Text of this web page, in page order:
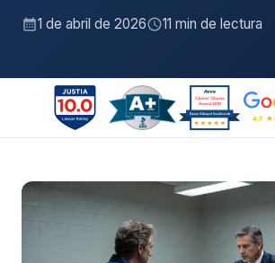
1 de abril de 2026 11 min de lectura